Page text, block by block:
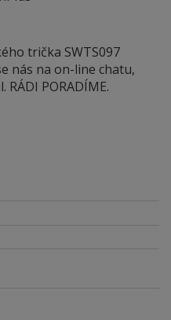
trička SWTS097
nás na on-line chatu,
PORADÍME.